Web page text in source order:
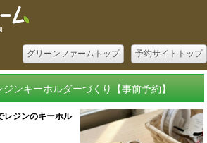
予約サイトトップ
グリーンファームトップ
ンキーホルダーづくり【事前予約】
レジンのキーホル